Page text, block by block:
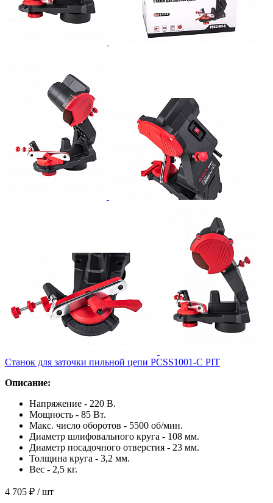
Станок для заточки пильной цепи PCSS1001-C PIT
Описание:
Напряжение - 220 В.
Мощность - 85 Вт.
Макс. число оборотов - 5500 об/мин.
Диаметр шлифовального круга - 108 мм.
Диаметр посадочного отверстия - 23 мм.
Толщина круга - 3,2 мм.
Вес - 2,5 кг.
4 705 ₽ / шт